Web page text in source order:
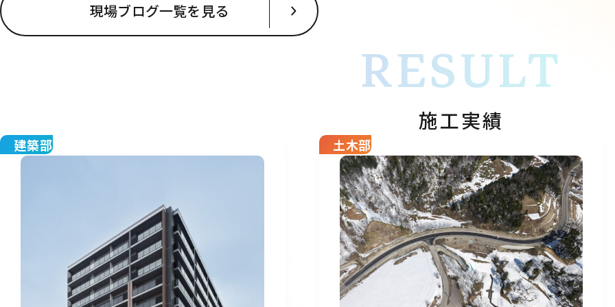
現場ブログ一覧を見る
施工実績
RESULT
建築部 土木部